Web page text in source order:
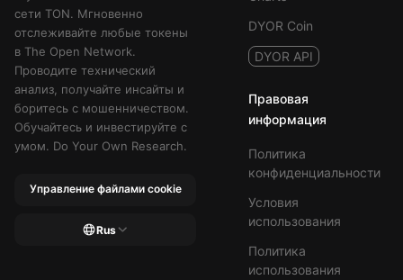
сети TON. Мгновенно
отслеживайте любые токены
в The Open Network.
Проводите технический
анализ, получайте инсайты и
боритесь с мошенничеством.
Обучайтесь и инвестируйте с
умом. Do Your Own Research.
Управление файлами cookie
Rus
DYOR Coin
DYOR API
Правовая
информация
Политика
конфиденциальности
Условия
использования
Политика
использования